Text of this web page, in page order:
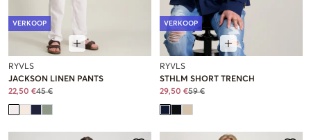
VERKOOP
RYVLS
JACKSON LINEN PANTS
22,50 €45 €
VERKOOP
RYVLS
STHLM SHORT TRENCH
29,50 €59 €